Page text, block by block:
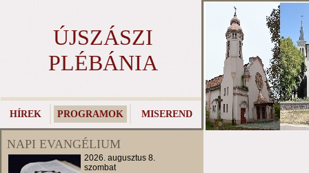
ÚJSZÁSZI
PLÉBÁNIA
HÍREK PROGRAMOK MISEREND
NAPI EVANGÉLIUM
2026. augusztus 8.
szombat